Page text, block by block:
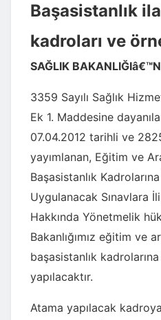
Başasistanlık
kadroları ve
SAĞLIK
3359 Sayılı Sağlık
Ek 1. Maddesine
07.04.2012 tarihli ve
yayımlanan, Eğitim ve
Başasistanlık
Uygulanacak Sınavlara
Hakkında Yönetmelik
Bakanlığımız eğitim ve
başasistanlık
yapılacaktır.
Atama yapılacak